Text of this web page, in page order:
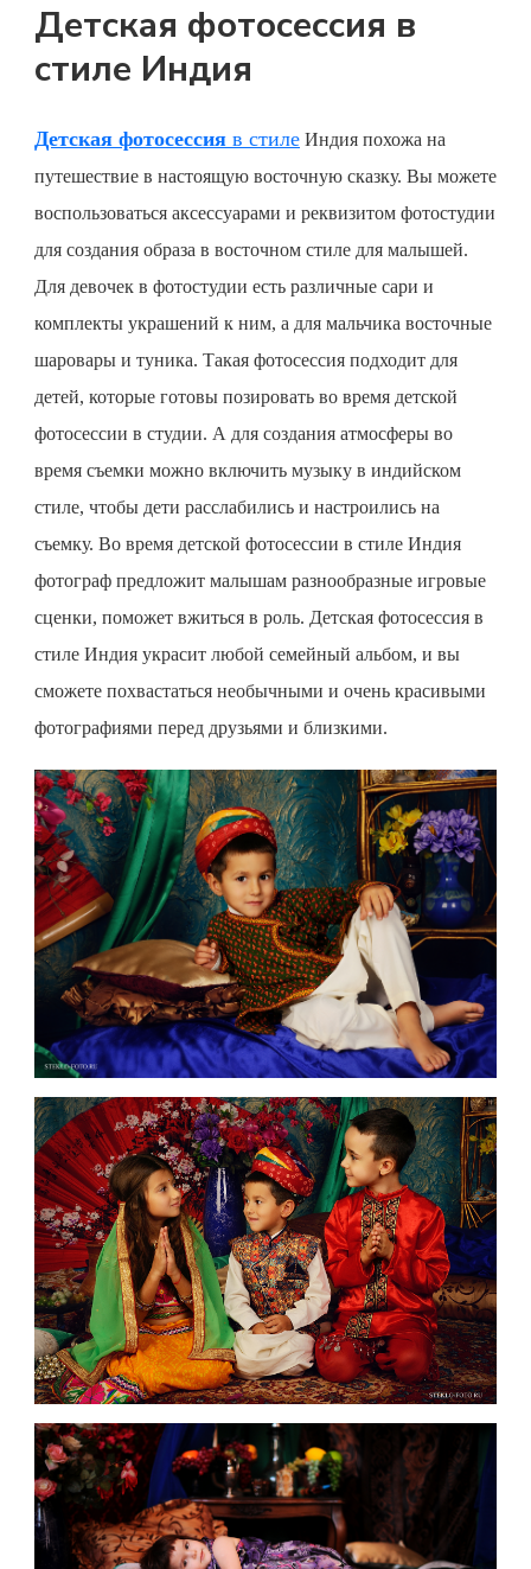
Детская фотосессия в
стиле Индия
Детская фотосессия в стиле Индия похожа на
путешествие в настоящую восточную сказку. Вы можете
воспользоваться аксессуарами и реквизитом фотостудии
для создания образа в восточном стиле для малышей.
Для девочек в фотостудии есть различные сари и
комплекты украшений к ним, а для мальчика восточные
шаровары и туника. Такая фотосессия подходит для
детей, которые готовы позировать во время детской
фотосессии в студии. А для создания атмосферы во
время съемки можно включить музыку в индийском
стиле, чтобы дети расслабились и настроились на
съемку. Во время детской фотосессии в стиле Индия
фотограф предложит малышам разнообразные игровые
сценки, поможет вжиться в роль. Детская фотосессия в
стиле Индия украсит любой семейный альбом, и вы
сможете похвастаться необычными и очень красивыми
фотографиями перед друзьями и близкими.